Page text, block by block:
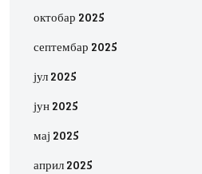
октобар 2025
септембар 2025
јул 2025
јун 2025
мај 2025
април 2025